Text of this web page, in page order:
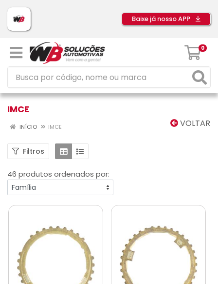
Baixe já nosso APP
0
IMCE
VOLTAR
INÍCIO IMCE
Filtros
46 produtos ordenados por: